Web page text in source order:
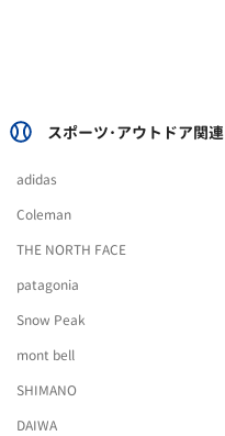
スポーツ･アウトドア関連
adidas
Coleman
THE NORTH FACE
patagonia
Snow Peak
mont bell
SHIMANO
DAIWA